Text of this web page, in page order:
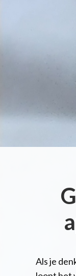
Als je